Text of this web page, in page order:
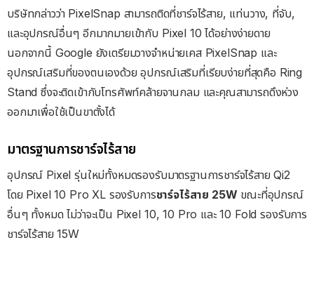
บริษัทกล่าวว่า PixelSnap สามารถติดที่ชาร์จไร้สาย, แท่นวาง, ที่จับ,
และอุปกรณ์อื่นๆ อีกมากมายเข้ากับ Pixel 10 ได้อย่างง่ายดาย
นอกจากนี้ Google ยังเตรียมวางจำหน่ายเคส PixelSnap และ
อุปกรณ์เสริมที่ของตนเองด้วย อุปกรณ์เสริมที่เรียบง่ายที่สุดคือ Ring
Stand ซึ่งจะติดเข้ากับโทรศัพท์คล้ายจานกลม และคุณสามารถดึงห่วง
ออกมาเพื่อใช้เป็นขาตั้งได้
มาตรฐานการชาร์จไร้สาย
อุปกรณ์ Pixel รุ่นใหม่ทั้งหมดรองรับมาตรฐานการชาร์จไร้สาย Qi2
โดย Pixel 10 Pro XL รองรับการชาร์จไร้สาย 25W ขณะที่อุปกรณ์
อื่นๆ ทั้งหมด ไม่ว่าจะเป็น Pixel 10, 10 Pro และ 10 Fold รองรับการ
ชาร์จไร้สาย 15W